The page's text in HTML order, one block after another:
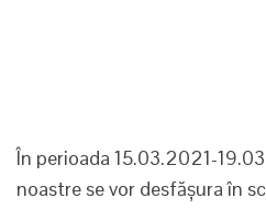
În perioada 15.03.2021-
noastre se vor desfășura în